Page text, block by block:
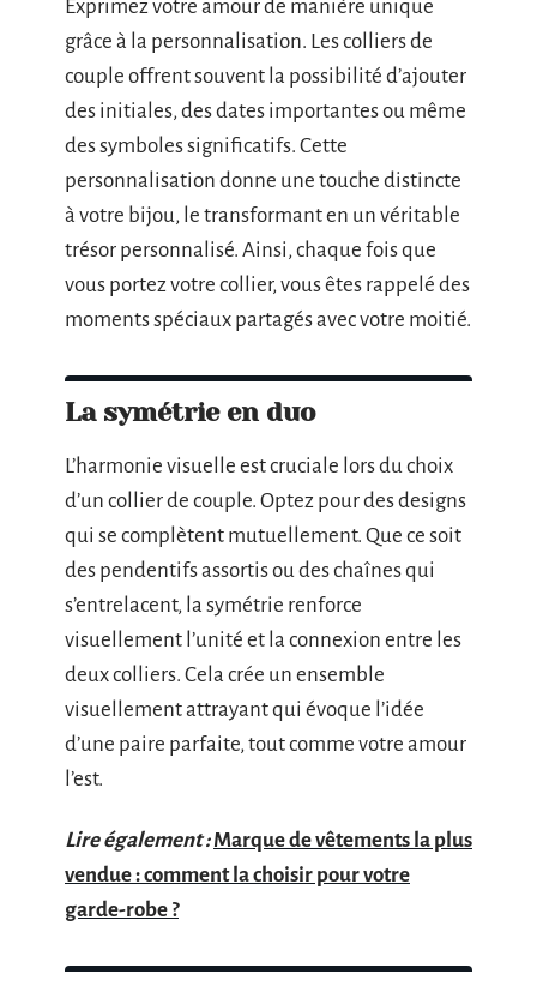
Exprimez votre amour de manière unique
grâce à la personnalisation. Les colliers de
couple offrent souvent la possibilité d’ajouter
des initiales, des dates importantes ou même
des symboles significatifs. Cette
personnalisation donne une touche distincte
à votre bijou, le transformant en un véritable
trésor personnalisé. Ainsi, chaque fois que
vous portez votre collier, vous êtes rappelé des
moments spéciaux partagés avec votre moitié.
La symétrie en duo
L’harmonie visuelle est cruciale lors du choix
d’un collier de couple. Optez pour des designs
qui se complètent mutuellement. Que ce soit
des pendentifs assortis ou des chaînes qui
s’entrelacent, la symétrie renforce
visuellement l’unité et la connexion entre les
deux colliers. Cela crée un ensemble
visuellement attrayant qui évoque l’idée
d’une paire parfaite, tout comme votre amour
l’est.
Lire également : Marque de vêtements la plus
vendue : comment la choisir pour votre
garde-robe ?